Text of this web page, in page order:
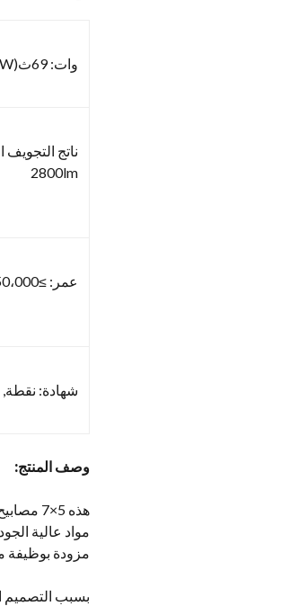
وات: 69ث(3LEDS*15W, 8LEDS*3W)
2800lm
عمر: ≥50،000 ساعة
شهادة: نقطة,
وصف المنتج:
مزودة بوظيفة
بسبب التصميم